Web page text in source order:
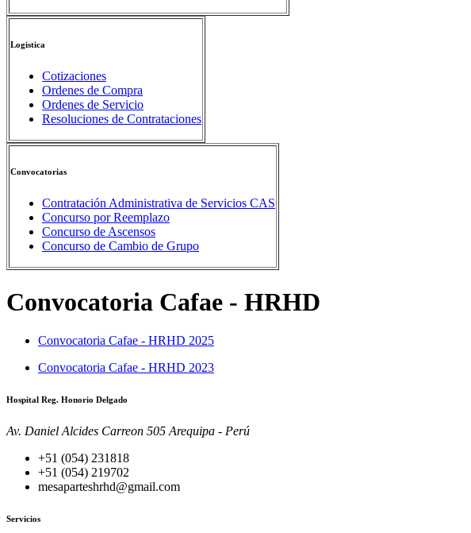
Logistica
Cotizaciones
Ordenes de Compra
Ordenes de Servicio
Resoluciones de Contrataciones
Convocatorias
Contratación Administrativa de Servicios CAS
Concurso por Reemplazo
Concurso de Ascensos
Concurso de Cambio de Grupo
Convocatoria Cafae - HRHD
Convocatoria Cafae - HRHD 2025
Convocatoria Cafae - HRHD 2023
Hospital Reg. Honorio Delgado
Av. Daniel Alcides Carreon 505 Arequipa - Perú
+51 (054) 231818
+51 (054) 219702
mesaparteshrhd@gmail.com
Servicios